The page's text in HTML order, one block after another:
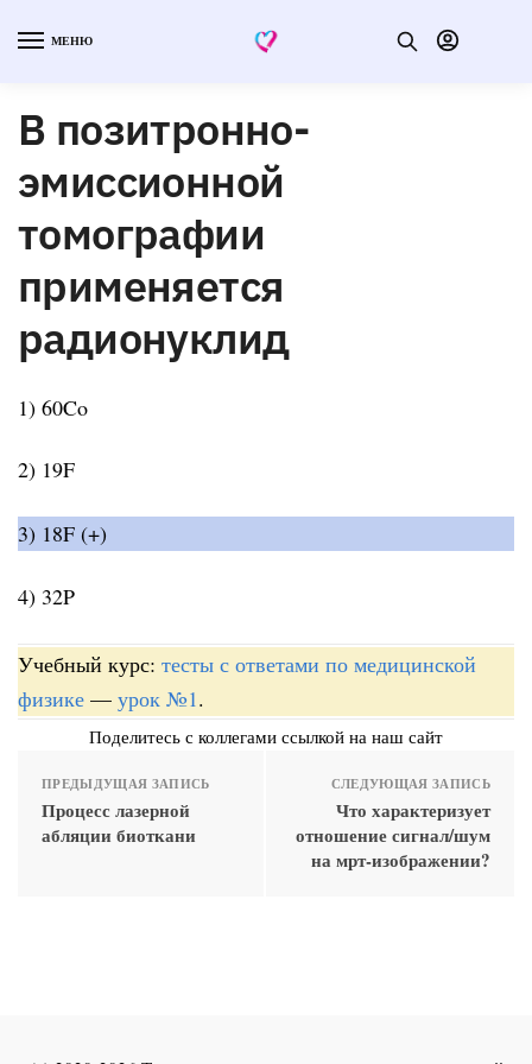
МЕНЮ
В позитронно-
эмиссионной
томографии
применяется
радионуклид
1) 60Co
2) 19F
3) 18F (+)
4) 32P
Учебный курс: тесты с ответами по медицинской
физике — урок №1.
Поделитесь с коллегами ссылкой на наш сайт
ПРЕДЫДУЩАЯ ЗАПИСЬ
Процесс лазерной
абляции биоткани
СЛЕДУЮЩАЯ ЗАПИСЬ
Что характеризует
отношение сигнал/шум
на мрт-изображении?